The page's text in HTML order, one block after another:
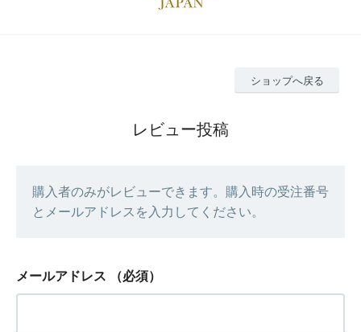
ショップへ戻る
レビュー投稿
購入者のみがレビューできます。購入時の受注番号
とメールアドレスを入力してください。
メールアドレス （必須）